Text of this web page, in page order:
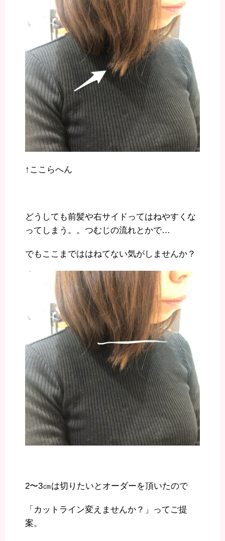
↑ここらへん
どうしても前髪や右サイドってはねやすくな
ってしまう。。つむじの流れとかで…
でもここまでははねてない気がしませんか？
2〜3㎝は切りたいとオーダーを頂いたので
「カットライン変えませんか？」ってご提
案。